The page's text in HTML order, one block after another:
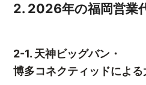
2. 2026年の福岡営業
2-1. 天神ビッグバン・
博多コネクティッドによ